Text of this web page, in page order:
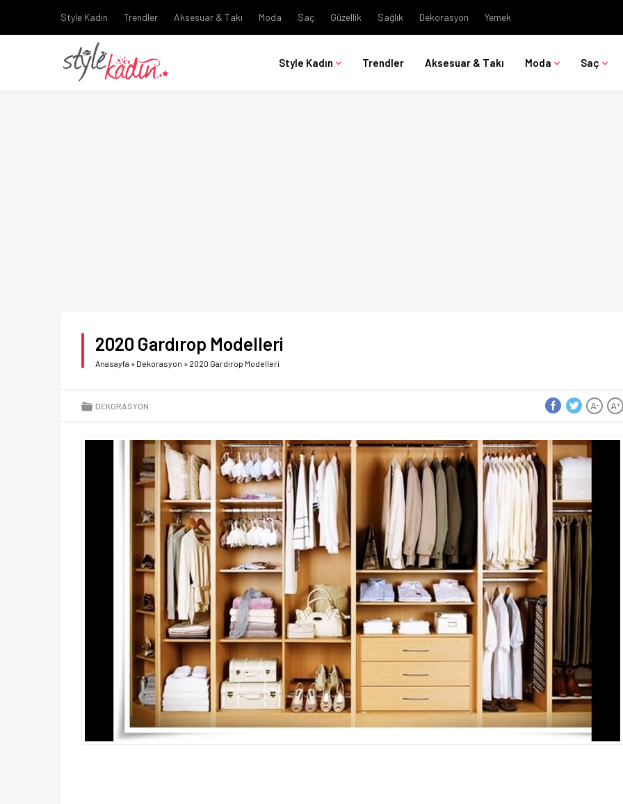
Style Kadın Trendler Aksesuar & Takı Moda Saç Güzellik Sağlık Dekorasyon Yemek
Style Kadın Trendler Aksesuar & Takı Moda Saç
2020 Gardırop Modelleri
Anasayfa » Dekorasyon » 2020 Gardırop Modelleri
DEKORASYON A+
A-